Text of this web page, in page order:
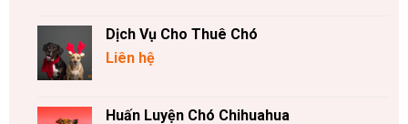
Dịch Vụ Cho Thuê Chó
Liên hệ
Huấn Luyện Chó Chihuahua